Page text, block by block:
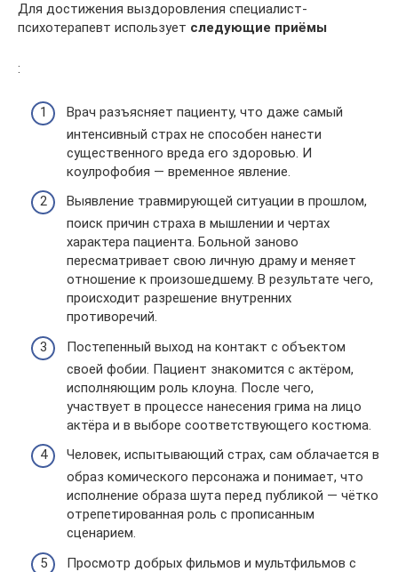
Для достижения выздоровления специалист-
психотерапевт использует следующие приёмы
:
Врач разъясняет пациенту, что даже самый
интенсивный страх не способен нанести
существенного вреда его здоровью. И
коулрофобия — временное явление.
Выявление травмирующей ситуации в прошлом,
поиск причин страха в мышлении и чертах
характера пациента. Больной заново
пересматривает свою личную драму и меняет
отношение к произошедшему. В результате чего,
происходит разрешение внутренних
противоречий.
Постепенный выход на контакт с объектом
своей фобии. Пациент знакомится с актёром,
исполняющим роль клоуна. После чего,
участвует в процессе нанесения грима на лицо
актёра и в выборе соответствующего костюма.
Человек, испытывающий страх, сам облачается в
образ комического персонажа и понимает, что
исполнение образа шута перед публикой — чётко
отрепетированная роль с прописанным
сценарием.
Просмотр добрых фильмов и мультфильмов с